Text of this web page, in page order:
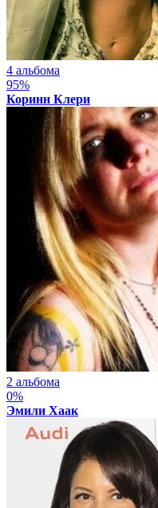
4 альбома
95%
Коринн Клери
2 альбома
0%
Эмили Хаак